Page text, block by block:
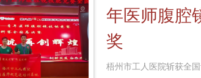
年医师腹腔
奖
梧州市工人医院斩获全